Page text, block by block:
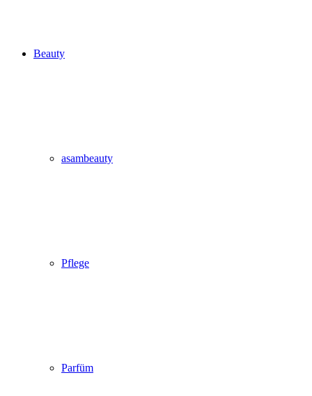
Beauty
asambeauty
Pflege
Parfüm